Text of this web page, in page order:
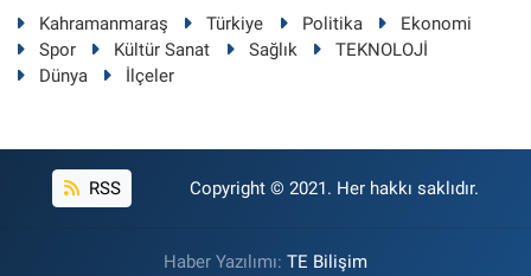
Kahramanmaraş Türkiye Politika
Ekonomi
Spor
Kültür Sanat Sağlık
TEKNOLOJİ
Dünya
İlçeler
RSS Copyright © 2021. Her hakkı saklıdır.
Haber Yazılımı: TE Bilişim